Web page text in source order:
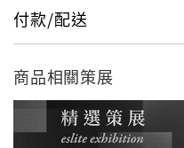
付款/配送
商品相關策展